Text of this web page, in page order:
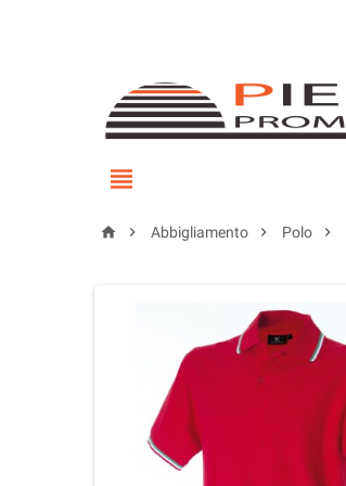

  Abbigliamento  Polo 